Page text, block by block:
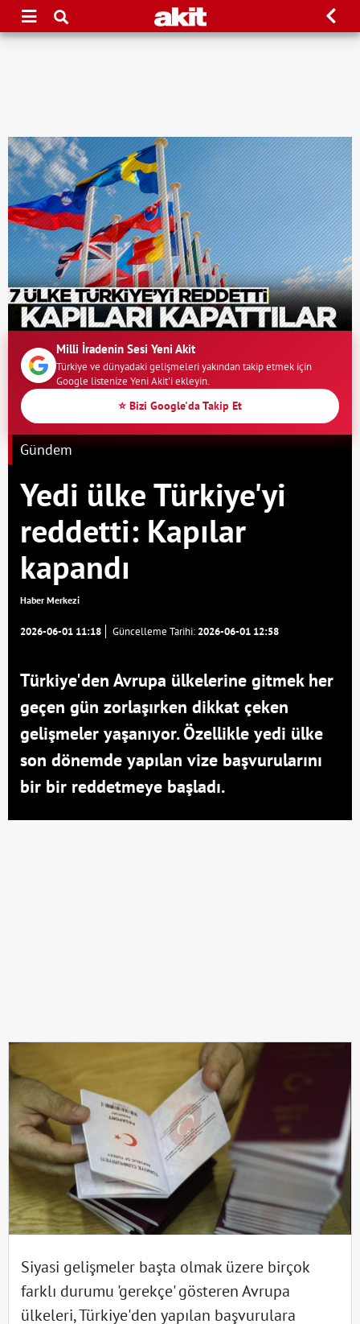
Milli İradenin Sesi Yeni Akit
Türkiye ve dünyadaki gelişmeleri yakından takip etmek için
Google listenize Yeni Akit'i ekleyin.
⭐ Bizi Google'da Takip Et
Gündem
Yedi ülke Türkiye'yi
reddetti: Kapılar
kapandı
Haber Merkezi
2026-06-01 11:18 Güncelleme Tarihi:2026-06-01 12:58
Türkiye'den Avrupa ülkelerine gitmek her
geçen gün zorlaşırken dikkat çeken
gelişmeler yaşanıyor. Özellikle yedi ülke
son dönemde yapılan vize başvurularını
bir bir reddetmeye başladı.
Siyasi gelişmeler başta olmak üzere birçok
farklı durumu 'gerekçe' gösteren Avrupa
ülkeleri, Türkiye'den yapılan başvurulara